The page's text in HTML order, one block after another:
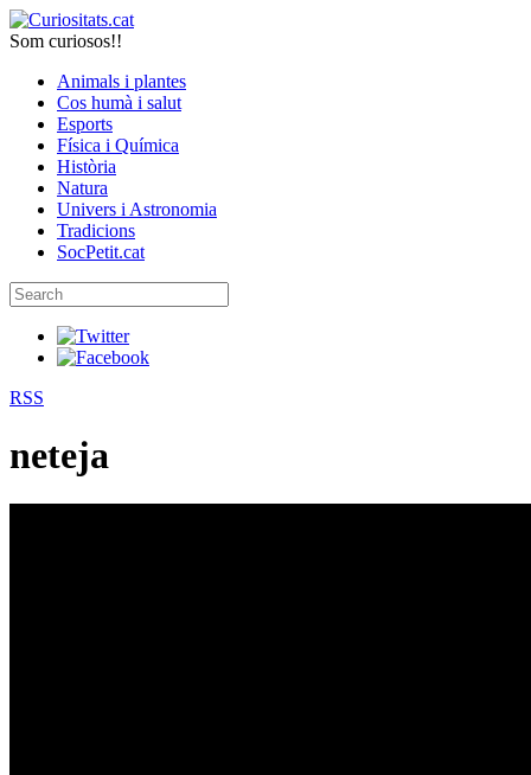
Som curiosos!!
Animals i plantes
Cos humà i salut
Esports
Física i Química
Història
Natura
Univers i Astronomia
Tradicions
SocPetit.cat
RSS
neteja